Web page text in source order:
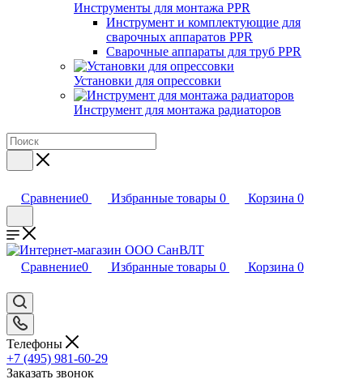
Инструменты для монтажа PPR
Инструмент и комплектующие для
сварочных аппаратов PPR
Сварочные аппараты для труб PPR
Установки для опрессовки
Инструмент для монтажа радиаторов
Сравнение0 Избранные товары 0 Корзина 0
Сравнение0 Избранные товары 0 Корзина 0
Телефоны
+7 (495) 981-60-29
Заказать звонок